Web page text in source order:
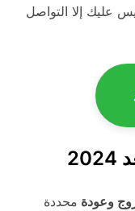
عليك إلا التواصل
وعودة محددة